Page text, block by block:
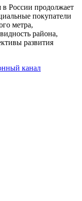
России продолжает
покупатели
метра,
района,
развития
канал